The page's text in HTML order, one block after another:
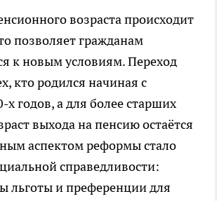
возраста происходит
позволяет гражданам
к новым условиям. Переход
кто родился начиная с
х годов, а для более старших
выхода на пенсию остаётся
аспектом реформы стало
справедливости:
льготы и преференции для